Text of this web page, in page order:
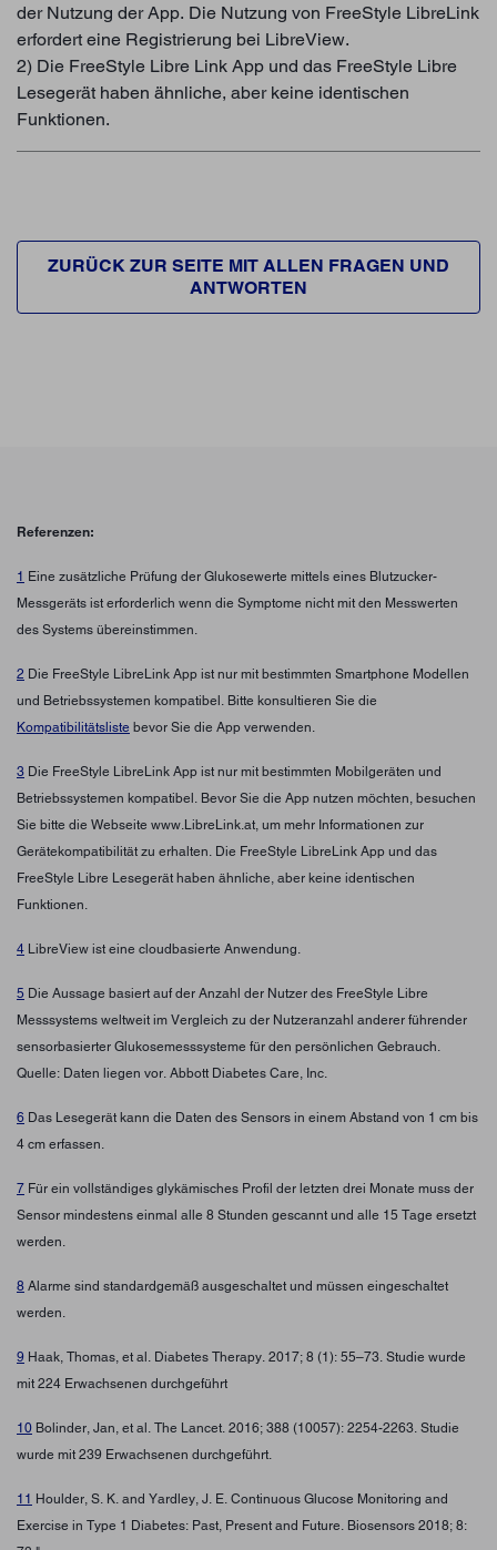
der Nutzung der App. Die Nutzung von FreeStyle LibreLink
erfordert eine Registrierung bei LibreView.
2) Die FreeStyle Libre Link App und das FreeStyle Libre
Lesegerät haben ähnliche, aber keine identischen
Funktionen.
ZURÜCK ZUR SEITE MIT ALLEN FRAGEN UND
ANTWORTEN
Referenzen:
1 Eine zusätzliche Prüfung der Glukosewerte mittels eines Blutzucker-
Messgeräts ist erforderlich wenn die Symptome nicht mit den Messwerten
des Systems übereinstimmen.
2 Die FreeStyle LibreLink App ist nur mit bestimmten Smartphone Modellen
und Betriebssystemen kompatibel. Bitte konsultieren Sie die
Kompatibilitätsliste bevor Sie die App verwenden.
3 Die FreeStyle LibreLink App ist nur mit bestimmten Mobilgeräten und
Betriebssystemen kompatibel. Bevor Sie die App nutzen möchten, besuchen
Sie bitte die Webseite www.LibreLink.at, um mehr Informationen zur
Gerätekompatibilität zu erhalten. Die FreeStyle LibreLink App und das
FreeStyle Libre Lesegerät haben ähnliche, aber keine identischen
Funktionen.
4 LibreView ist eine cloudbasierte Anwendung.
5 Die Aussage basiert auf der Anzahl der Nutzer des FreeStyle Libre
Messsystems weltweit im Vergleich zu der Nutzeranzahl anderer führender
sensorbasierter Glukosemesssysteme für den persönlichen Gebrauch.
Quelle: Daten liegen vor. Abbott Diabetes Care, Inc.
6 Das Lesegerät kann die Daten des Sensors in einem Abstand von 1 cm bis
4 cm erfassen.
7 Für ein vollständiges glykämisches Profil der letzten drei Monate muss der
Sensor mindestens einmal alle 8 Stunden gescannt und alle 15 Tage ersetzt
werden.
8 Alarme sind standardgemäß ausgeschaltet und müssen eingeschaltet
werden.
9 Haak, Thomas, et al. Diabetes Therapy. 2017; 8 (1): 55–73. Studie wurde
mit 224 Erwachsenen durchgeführt
10 Bolinder, Jan, et al. The Lancet. 2016; 388 (10057): 2254-2263. Studie
wurde mit 239 Erwachsenen durchgeführt.
11 Houlder, S. K. and Yardley, J. E. Continuous Glucose Monitoring and
Exercise in Type 1 Diabetes: Past, Present and Future. Biosensors 2018; 8: